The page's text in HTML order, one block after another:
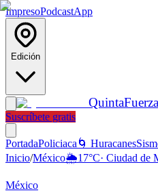
ImpresoPodcastApp
Edición
QuintaFuerza
Suscríbete gratis
PortadaPoliciaca 🌀 Huracanes
Inicio/México🌦️17°C· Ciudad de
México